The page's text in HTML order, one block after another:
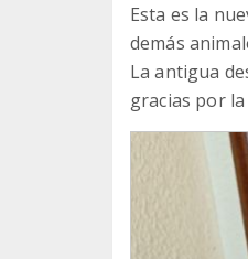
Esta es la
demás
La antigua
gracias por